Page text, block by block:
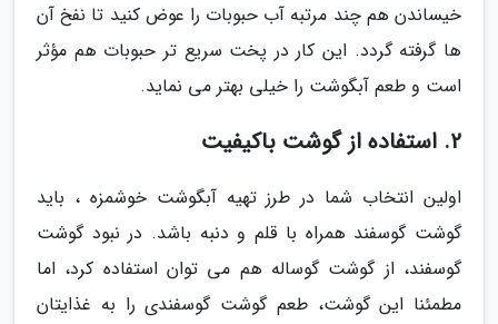
خیساندن هم چند مرتبه آب حبوبات را عوض کنید تا نفخ آن
ها گرفته گردد. این کار در پخت سریع تر حبوبات هم مؤثر
است و طعم آبگوشت را خیلی بهتر می نماید.
2. استفاده از گوشت باکیفیت
اولین انتخاب شما در طرز تهیه آبگوشت خوشمزه ، باید
گوشت گوسفند همراه با قلم و دنبه باشد. در نبود گوشت
گوسفند، از گوشت گوساله هم می توان استفاده کرد، اما
مطمئنا این گوشت، طعم گوشت گوسفندی را به غذایتان